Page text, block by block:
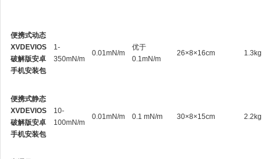
便携式动态
XVDEVIOS
破解版安卓
手机安装包
1-
350mN/m
0.01mN/m
优于
0.1mN/m
26×8×16cm 1.3kg
便携式静态
XVDEVIOS
破解版安卓
手机安装包
10-
100mN/m
0.01mN/m 0.1 mN/m 30×8×15cm 2.2kg